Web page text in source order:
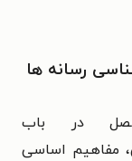
رسانه ها
فصل در باب
مفاهیم اساسی